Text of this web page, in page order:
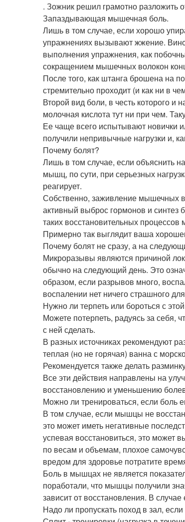
. Зожник решил грамотно разложить
Запаздывающая мышечная боль.
Лишь в том случае, если хорошо
упражнениях вызывают жжение.
выполнения упражнения, как
сокращением мышечных волокон
После того, как штанга брошена на
стремительно проходит (и как ни в
Второй вид боли, в честь которого и
молочная кислота тут ни при чем.
Ее чаще всего испытывают новички
получили непривычные нагрузки и,
Почему болят?
Лишь в том случае, если объяснить
мышц, по сути, при серьезных
реагирует.
Собственно, заживление мышечных
активный выброс гормонов и синтез
таких восстановительных процессов
Примерно так выглядит ваша
Почему болят не сразу, а на
Микроразывы являются причиной
обычно на следующий день. Это
образом, если разрывов много,
воспалении нет ничего страшного
Нужно ли терпеть или бороться с
Можете потерпеть, радуясь за себя,
с ней сделать.
В разных источниках рекомендуют
теплая (но не горячая) ванна с
Рекомендуется также делать
Все эти действия направлены на
восстановлению и уменьшению
Можно ли тренироваться, если боль
В том случае, если мышцы не
это может иметь негативные
успевая восстановиться, это может
по весам и объемам, плохое
вредом для здоровье потратите
Боль в мышцах не является
поработали, что мышцы получили
зависит от восстановления. В
Надо ли пропускать поход в зал,